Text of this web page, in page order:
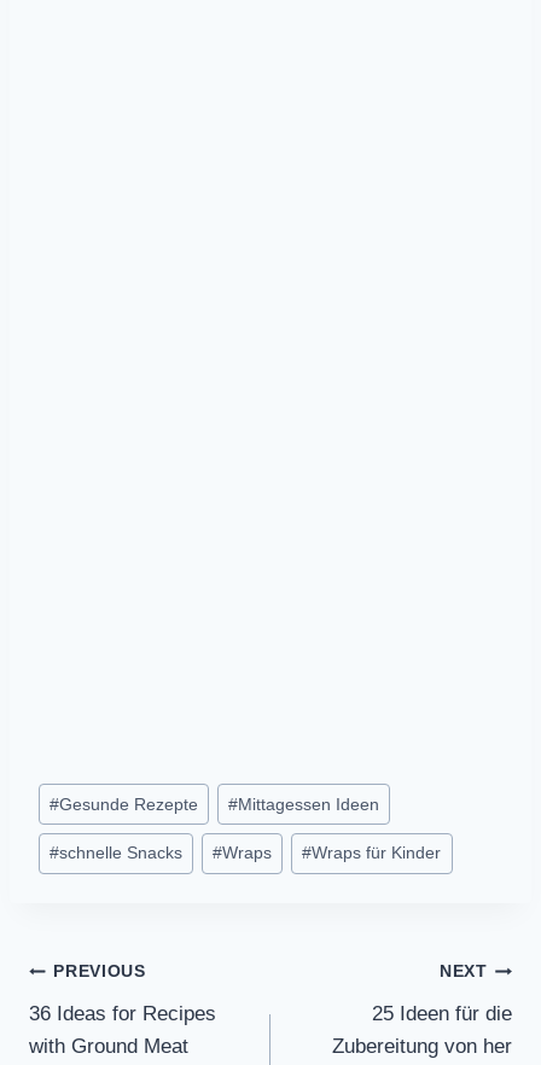
Post
Tags:
#Gesunde Rezepte #Mittagessen Ideen
#schnelle Snacks #Wraps #Wraps für Kinder
Post
navigation
PREVIOUS
36 Ideas for Recipes
with Ground Meat
NEXT
25 Ideen für die
Zubereitung von her